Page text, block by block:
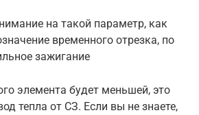
на такой параметр, как
временного отрезка, по
зажигание
элемента будет меньшей, это
тепла от СЗ. Если вы не знаете,